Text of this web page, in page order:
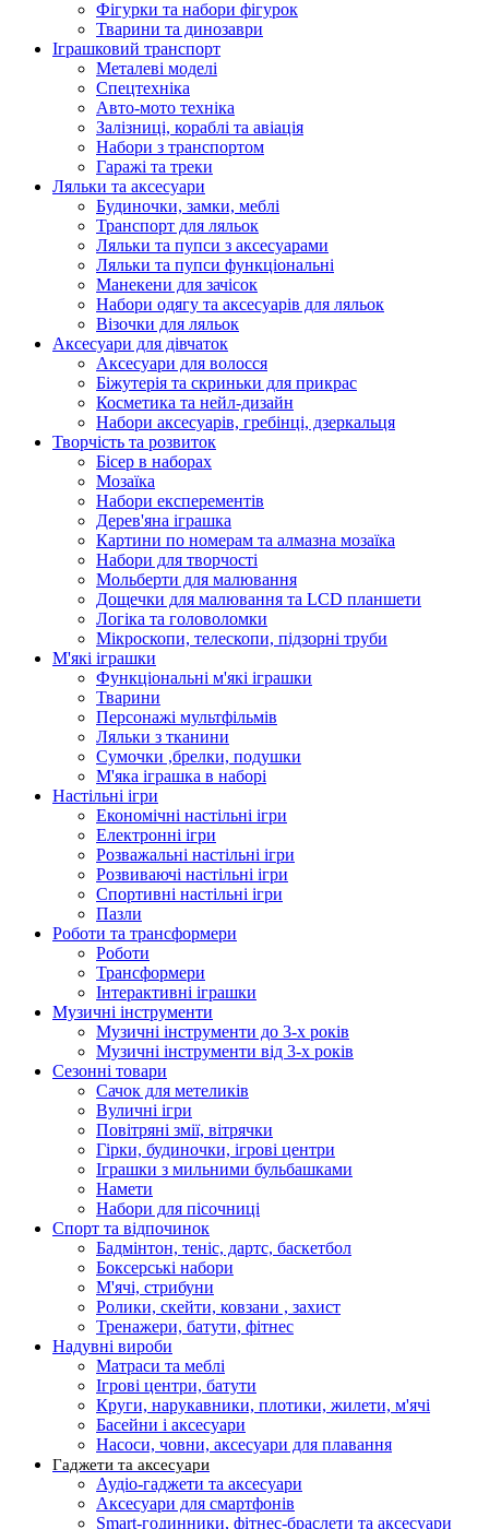
Фігурки та набори фігурок
Тварини та динозаври
Іграшковий транспорт
Металеві моделі
Спецтехніка
Авто-мото техніка
Залізниці, кораблі та авіація
Набори з транспортом
Гаражі та треки
Ляльки та аксесуари
Будиночки, замки, меблі
Транспорт для ляльок
Ляльки та пупси з аксесуарами
Ляльки та пупси функціональні
Манекени для зачісок
Набори одягу та аксесуарів для ляльок
Візочки для ляльок
Аксесуари для дівчаток
Аксесуари для волосся
Біжутерія та скриньки для прикрас
Косметика та нейл-дизайн
Набори аксесуарів, гребінці, дзеркальця
Творчість та розвиток
Бісер в наборах
Мозаїка
Набори експерементів
Дерев'яна іграшка
Картини по номерам та алмазна мозаїка
Набори для творчості
Мольберти для малювання
Дощечки для малювання та LCD планшети
Логіка та головоломки
Мікроскопи, телескопи, підзорні труби
М'які іграшки
Функціональні м'які іграшки
Тварини
Персонажі мультфільмів
Ляльки з тканини
Сумочки ,брелки, подушки
М'яка іграшка в наборі
Настільні ігри
Економічні настільні ігри
Електронні ігри
Розважальні настільні ігри
Розвиваючі настільні ігри
Спортивні настільні ігри
Пазли
Роботи та трансформери
Роботи
Трансформери
Інтерактивні іграшки
Музичні інструменти
Музичні інструменти до 3-х років
Музичні інструменти від 3-х років
Сезонні товари
Сачок для метеликів
Вуличні ігри
Повітряні змії, вітрячки
Гірки, будиночки, ігрові центри
Іграшки з мильними бульбашками
Намети
Набори для пісочниці
Спорт та відпочинок
Бадмінтон, теніс, дартс, баскетбол
Боксерські набори
М'ячі, стрибуни
Ролики, скейти, ковзани , захист
Тренажери, батути, фітнес
Надувні вироби
Матраси та меблі
Ігрові центри, батути
Круги, нарукавники, плотики, жилети, м'ячі
Басейни і аксесуари
Насоси, човни, аксесуари для плавання
Гаджети та аксесуари
Аудіо-гаджети та аксесуари
Аксесуари для смартфонів
Smart-годинники, фітнес-браслети та аксесуари